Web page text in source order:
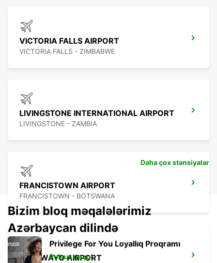
VICTORIA FALLS AIRPORT
VICTORIA FALLS - ZIMBABWE
LIVINGSTONE INTERNATIONAL AIRPORT
LIVINGSTONE - ZAMBIA
FRANCISTOWN AIRPORT
FRANCISTOWN - BOTSWANA
BULAWAYO AIRPORT
Daha çox stansiyalar
Bizim bloq məqalələrimiz
Azərbaycan dilində
Privilege For You Loyallıq Proqramı
Pulsuz qoşul